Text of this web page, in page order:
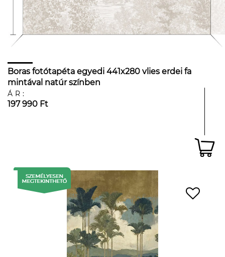
Boras fotótapéta egyedi 441x280 vlies erdei fa
mintával natúr színben
ÁR:
197 990 Ft